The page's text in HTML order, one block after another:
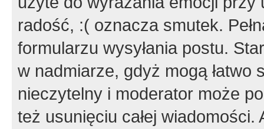
radość, :( oznacza smutek.
formularzu wysyłania postu.
w nadmiarze, gdyż mogą
nieczytelny i moderator może
też usunięciu całej